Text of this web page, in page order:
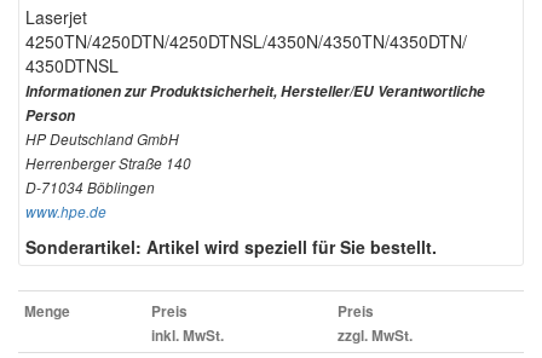
Laserjet
4250TN/4250DTN/4250DTNSL/4350N/4350TN/4350DTN/
4350DTNSL
Informationen zur Produktsicherheit, Hersteller/EU Verantwortliche
Person
HP Deutschland GmbH
Herrenberger Straße 140
D-71034 Böblingen
www.hpe.de
Sonderartikel: Artikel wird speziell für Sie bestellt.
Menge
Preis
inkl. MwSt.
Preis
zzgl. MwSt.